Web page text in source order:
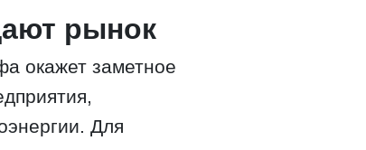
рынок
окажет заметное
Для